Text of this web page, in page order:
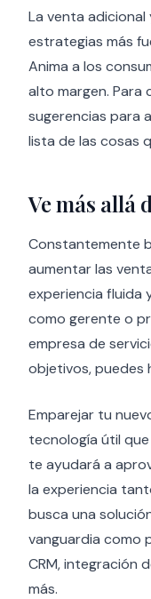
La venta
estrategias más
Anima a los
alto margen. Para
sugerencias para
lista de las cosas
Ve más allá
Constantemente
aumentar las
experiencia fluida
como gerente o
empresa de
objetivos, puedes
Emparejar tu
tecnología útil
te ayudará a
la experiencia
busca una
vanguardia como
CRM, integración
más.